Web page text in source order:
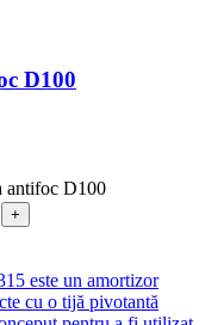
D100
antifoc D100